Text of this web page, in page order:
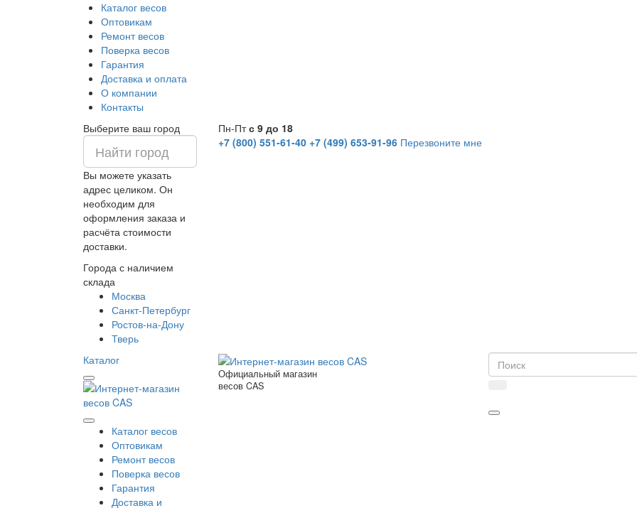
Каталог весов
Оптовикам
Ремонт весов
Поверка весов
Гарантия
Доставка и оплата
О компании
Контакты
Выберите ваш город
Вы можете указать
адрес целиком. Он
необходим для
оформления заказа и
расчёта стоимости
доставки.
Города с наличием
склада
Москва
Санкт-Петербург
Ростов-на-Дону
Тверь
Пн-Птс 9 до 18
+7 (800) 551-61-40 +7 (499) 653-91-96 Перезвоните мне
Каталог
Каталог весов
Оптовикам
Ремонт весов
Поверка весов
Гарантия
Доставка и
Официальный магазин
весов CAS